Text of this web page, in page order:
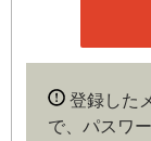
企業や官公庁
いずれかに該
を行うには、
の内容がある
は、当社は会
登録した
で、パスワ